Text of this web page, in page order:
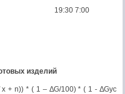
19:30 7:00
изделий
+ n)) * ( 1 – ∆G/100) * ( 1 - ∆Gус